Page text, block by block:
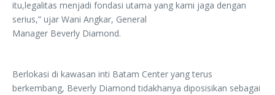
itu,‎legalitas menjadi fondasi utama yang kami jaga dengan
serius,” ujar Wani Angkar, General
‎Manager Beverly Diamond.
Berlokasi di kawasan inti Batam Center yang terus
berkembang, Beverly Diamond tidak‎hanya diposisikan sebagai